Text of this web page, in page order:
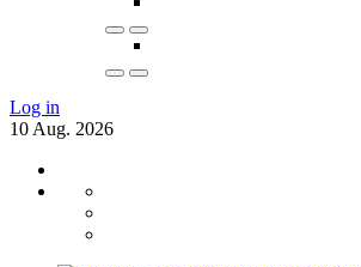
Log in
10 Aug. 2026